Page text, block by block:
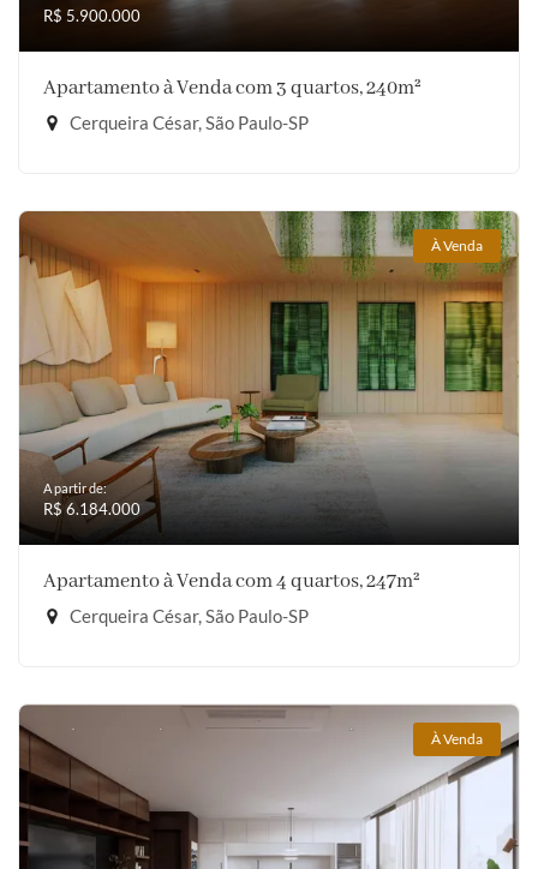
R$ 5.900.000
Apartamento à Venda com 3 quartos, 240m²
Cerqueira César, São Paulo-SP
À Venda
A partir de:
R$ 6.184.000
Apartamento à Venda com 4 quartos, 247m²
Cerqueira César, São Paulo-SP
À Venda